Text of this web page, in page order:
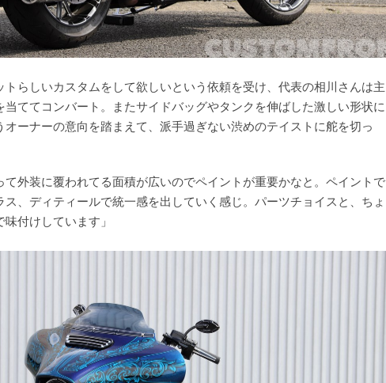
トらしいカスタムをして欲しいという依頼を受け、代表の相川さんは主
当ててコンバート。またサイドバッグやタンクを伸ばした激しい形状に
オーナーの意向を踏まえて、派手過ぎない渋めのテイストに舵を切っ
て外装に覆われてる面積が広いのでペイントが重要かなと。ペイントで
ス、ディティールで統一感を出していく感じ。パーツチョイスと、ちょ
付けしています」